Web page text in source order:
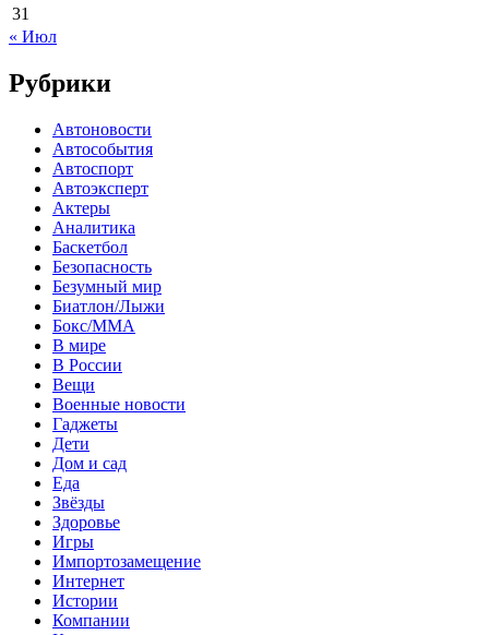
31
« Июл
Рубрики
Автоновости
Автособытия
Автоспорт
Автоэксперт
Актеры
Аналитика
Баскетбол
Безопасность
Безумный мир
Биатлон/Лыжи
Бокс/MMA
В мире
В России
Вещи
Военные новости
Гаджеты
Дети
Дом и сад
Еда
Звёзды
Здоровье
Игры
Импортозамещение
Интернет
Истории
Компании